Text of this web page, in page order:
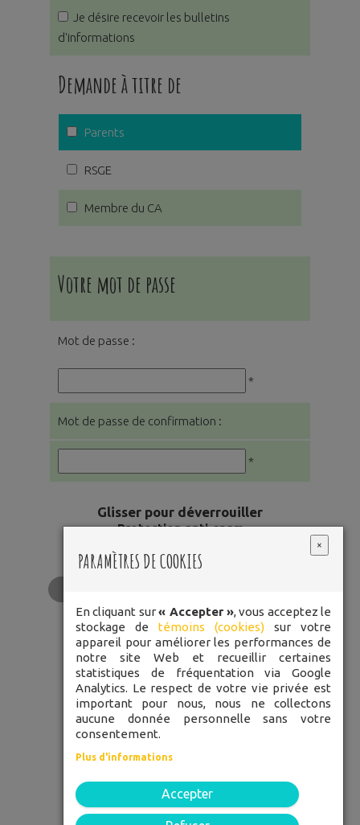
Je désire recevoir les bulletins
d'informations
Demande à titre de
Parents
RSGE
Membre du CA
Votre mot de passe
Mot de passe :
*
Mot de passe de confirmation :
*
Glisser pour déverrouiller
Protection anti-spam
LES
POMMETTES
ROUGES
TÉLÉPHONE: 450 248-3334
SANS FRAIS: 1 877 848-3334
52 rue Du Pont, Bedford, J0J 1A0
×
PARAMÈTRES DE COOKIES
En cliquant sur« Accepter », vous acceptez le
stockage de témoins (cookies) sur votre
appareil pour améliorer les performances de
notre site Web et recueillir certaines
statistiques de fréquentation via Google
Analytics. Le respect de votre vie privée est
important pour nous, nous ne collectons
aucune donnée personnelle sans votre
consentement.
Plus d'informations
Accepter